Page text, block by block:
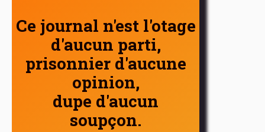
Ce journal n'est l'otage
d'aucun parti,
prisonnier d'aucune
opinion,
dupe d'aucun
soupçon.